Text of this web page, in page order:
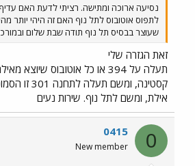
נסיעה ארוכה ומתישה. רציתי לדעת האם
לתפוס אוטובוס לתל נוף האם זה היהי יותר
שעוצר בבסיס תל נוף תודה שבת שלום
זאת הגזרה שלי
תעלה על 394 או כל אוטובוס
קסטינה, ומשם
אילת, ומשם לתל נוף. שירות נעים
0
0415
New member